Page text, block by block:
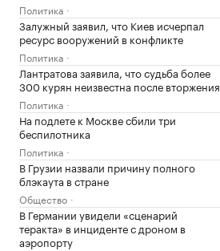
Политика
Залужный заявил, что Киев исчерпал
ресурс вооружений в конфликте
Политика
Лантратова заявила, что судьба более
300 курян неизвестна после вторжения
Политика
На подлете к Москве сбили три
беспилотника
Политика
В Грузии назвали причину полного
блэкаута в стране
Общество
В Германии увидели «сценарий
теракта» в инциденте с дроном в
аэропорту